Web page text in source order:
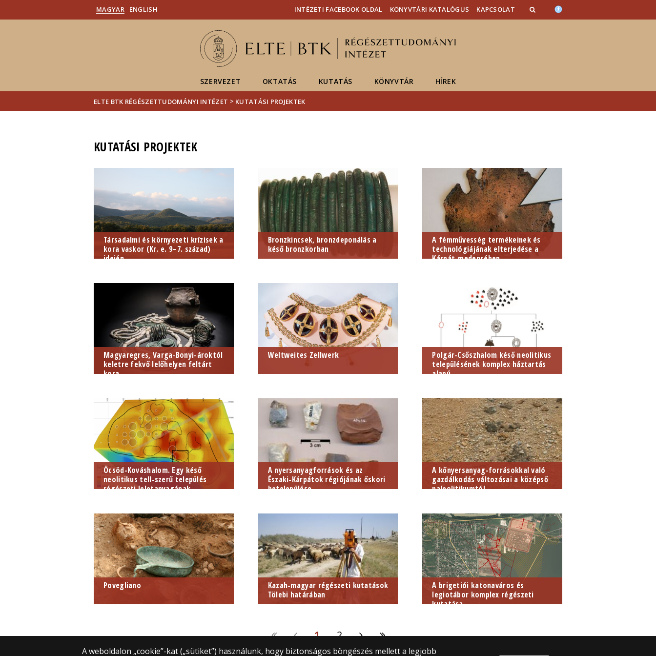
Hírek
Események
ELTE a
MAGYAR ENGLISH INTÉZETI FACEBOOK OLDAL KÖNYVTÁRI KATALÓGUS KAPCSOLAT
SZERVEZET OKTATÁS KUTATÁS KÖNYVTÁR HÍREK
ELTE BTK RÉGÉSZETTUDOMÁNYI INTÉZET > KUTATÁSI PROJEKTEK
KUTATÁSI PROJEKTEK
Társadalmi és környezeti krízisek a
kora vaskor (Kr. e. 9–7. század)
idején...
Bronzkincsek, bronzdeponálás a
késő bronzkorban
A fémművesség termékeinek és
technológiájának elterjedése a
Kárpát-medencében...
Magyaregres, Varga-Bonyi-ároktól
keletre fekvő lelőhelyen feltárt
kora...
multidiszciplináris feldolgozása.
Weltweites Zellwerk
Polgár-Csőszhalom késő neolitikus
településének komplex háztartás
alapú...
Öcsöd-Kováshalom. Egy késő
neolitikus tell-szerű település
régészeti leletanyagának...
A nyersanyagforrások és az
Északi-Kárpátok régiójának őskori
betelepülése...
A kőnyersanyag-forrásokkal való
gazdálkodás változásai a középső
paleolitikumtól...
Povegliano
Kazah-magyar régészeti kutatások
Tölebi határában
A brigetiói katonaváros és
legiotábor komplex régészeti
kutatása
1 2
A weboldalon „cookie”-kat („sütiket”) használunk, hogy biztonságos böngészés mellett a legjobb